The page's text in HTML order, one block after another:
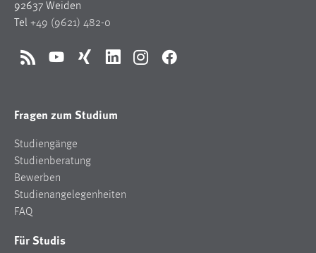
92637 Weiden
Tel +49 (9621) 482-0
RSS YouTubeXing LinkedInInstagramFacebook
Fragen zum Studium
Studiengänge
Studienberatung
Bewerben
Studienangelegenheiten
FAQ
Für Studis